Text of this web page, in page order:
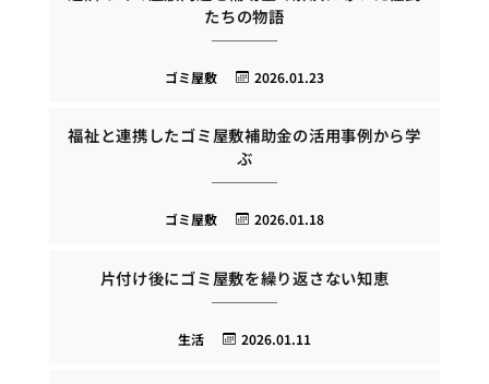
たちの物語
2026.01.23
ゴミ屋敷
福祉と連携したゴミ屋敷補助金の活用事例から学
ぶ
2026.01.18
ゴミ屋敷
片付け後にゴミ屋敷を繰り返さない知恵
2026.01.11
生活